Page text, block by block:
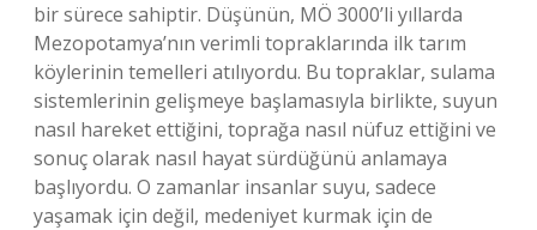
bir sürece sahiptir. Düşünün, MÖ 3000’li yıllarda
Mezopotamya’nın verimli topraklarında ilk tarım
köylerinin temelleri atılıyordu. Bu topraklar, sulama
sistemlerinin gelişmeye başlamasıyla birlikte, suyun
nasıl hareket ettiğini, toprağa nasıl nüfuz ettiğini ve
sonuç olarak nasıl hayat sürdüğünü anlamaya
başlıyordu. O zamanlar insanlar suyu, sadece
yaşamak için değil, medeniyet kurmak için de